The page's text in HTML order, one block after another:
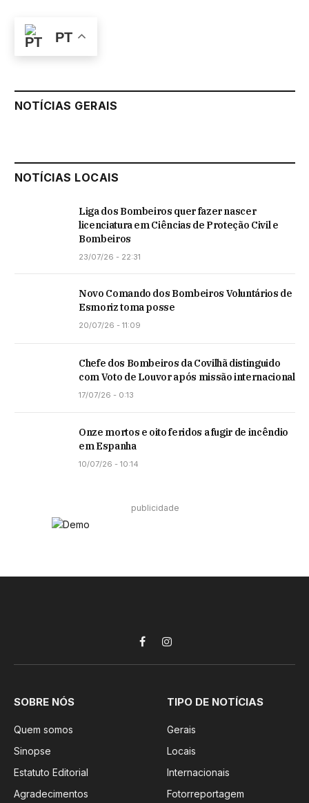
PT
NOTÍCIAS GERAIS
NOTÍCIAS LOCAIS
Liga dos Bombeiros quer fazer nascer
licenciatura em Ciências de Proteção Civil e
Bombeiros
23/07/26 - 22:31
Novo Comando dos Bombeiros Voluntários de
Esmoriz toma posse
20/07/26 - 11:09
Chefe dos Bombeiros da Covilhã distinguido
com Voto de Louvor após missão internacional
17/07/26 - 0:13
Onze mortos e oito feridos a fugir de incêndio
em Espanha
10/07/26 - 10:14
publicidade
FacebookInstagram
SOBRE NÓS
Quem somos
Sinopse
Estatuto Editorial
Agradecimentos
TIPO DE NOTÍCIAS
Gerais
Locais
Internacionais
Fotorreportagem